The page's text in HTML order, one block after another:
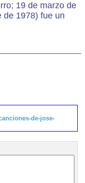
19 de marzo de
de 1978) fue un
de-jose-